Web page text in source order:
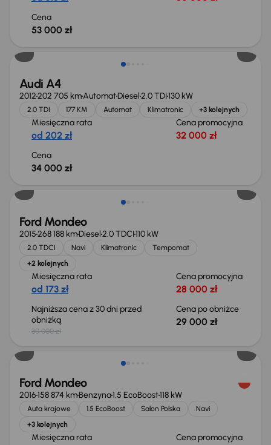
Cena
53 000 zł
Audi A4
2012202 705 kmAutomatDiesel2.0 TDI130 kW
2.0 TDI 177 KM Automat Klimatronic +3 kolejnych
Miesięczna rata
od 202 zł
Cena promocyjna
32 000 zł
Cena
34 000 zł
Ford Mondeo
2015268 188 kmDiesel2.0 TDCI110 kW
2.0 TDCI Navi Klimatronic
Tempomat
+2 kolejnych
Miesięczna rata
od 173 zł
Cena promocyjna
28 000 zł
Najniższa cena z 30 dni przed
obniżką
30 000 zł
Cena po obniżce
29 000 zł
Ford Mondeo
2016158 874 kmBenzyna1.5 EcoBoost118 kW
Auta krajowe 1.5 EcoBoost Salon Polska
Navi
+3 kolejnych
Miesięczna rata Cena promocyjna